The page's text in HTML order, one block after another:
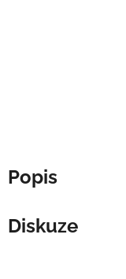
Popis
Diskuze